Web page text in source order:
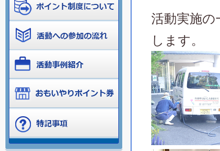
活動実施
します。